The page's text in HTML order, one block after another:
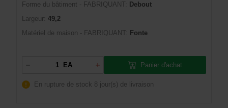
Forme du bâtiment - FABRIQUANT:
Debout
Largeur: 49,2
Matériel de maison - FABRIQUANT:
Fonte
EA Panier d'achat
En rupture de stock 8 jour(s) de livraison